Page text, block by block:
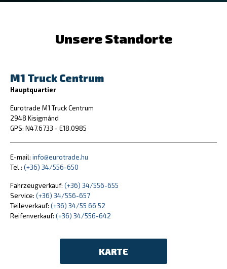
Unsere Standorte
M1 Truck Centrum
Hauptquartier
Eurotrade M1 Truck Centrum
2948 Kisigmánd
GPS: N47.6733 - E18.0985
E-mail: info@eurotrade.hu
Tel.: (+36) 34/556-650
Fahrzeugverkauf: (+36) 34/556-655
Service: (+36) 34/556-657
Teileverkauf: (+36) 34/55 66 52
Reifenverkauf: (+36) 34/556-642
KARTE